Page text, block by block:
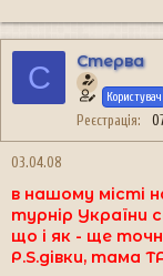
С Стерва
Користувач
Реєстрація
03.04.08
в нашому місті
турнір України
що і як - ще
Р.S.дівки, тама